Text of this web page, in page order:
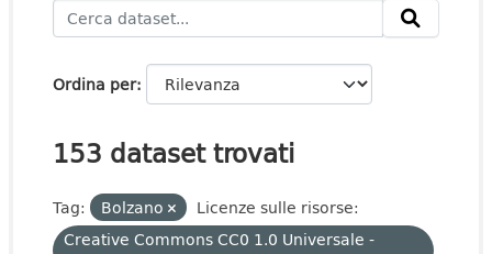
Ordina per
153 dataset trovati
Tag: Bolzano
Licenze sulle risorse:
Creative Commons CC0 1.0 Universale -